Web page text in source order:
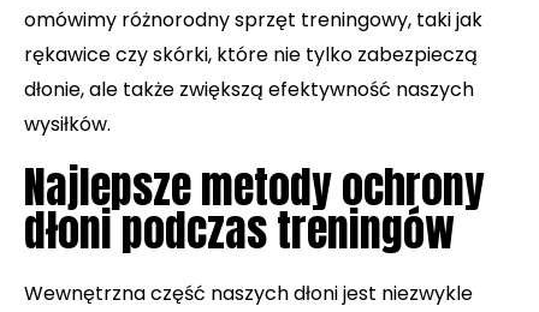
omówimy różnorodny sprzęt treningowy, taki jak
rękawice czy skórki, które nie tylko zabezpieczą
dłonie, ale także zwiększą efektywność naszych
wysiłków.
Najlepsze metody ochrony
dłoni podczas treningów
Wewnętrzna część naszych dłoni jest niezwykle